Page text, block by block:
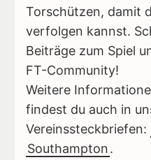
Torschützen, damit
verfolgen kannst.
Beiträge zum Spiel
FT-Community!
Weitere
findest du auch in
Vereinssteckbriefen:
Southampton.